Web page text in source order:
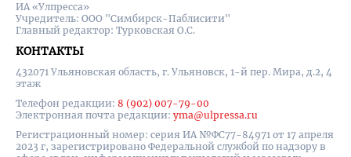
ИА «Улпресса»
Учредитель: ООО "Симбирск-Паблисити"
Главный редактор: Турковская О.С.
КОНТАКТЫ
432071 Ульяновская область, г. Ульяновск, 1-й пер. Мира, д.2, 4
этаж
Телефон редакции: 8 (902) 007-79-00
Электронная почта редакции: yma@ulpressa.ru
Регистрационный номер: серия ИА №ФС77-84971 от 17 апреля
2023 г, зарегистрировано Федеральной службой по надзору в